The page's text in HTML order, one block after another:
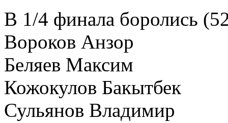
В 1/4 финала боролись
Вороков Анзор
Беляев Максим
Кожокулов Бакытбек
Сульянов Владимир